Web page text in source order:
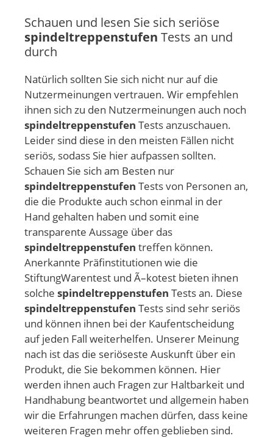
Schauen und lesen Sie sich seriöse
spindeltreppenstufen Tests an und
durch
Natürlich sollten Sie sich nicht nur auf die
Nutzermeinungen vertrauen. Wir empfehlen
ihnen sich zu den Nutzermeinungen auch noch
spindeltreppenstufen Tests anzuschauen.
Leider sind diese in den meisten Fällen nicht
seriös, sodass Sie hier aufpassen sollten.
Schauen Sie sich am Besten nur
spindeltreppenstufen Tests von Personen an,
die die Produkte auch schon einmal in der
Hand gehalten haben und somit eine
transparente Aussage über das
spindeltreppenstufen treffen können.
Anerkannte Präfinstitutionen wie die
StiftungWarentest und Ã–kotest bieten ihnen
solche spindeltreppenstufen Tests an. Diese
spindeltreppenstufen Tests sind sehr seriös
und können ihnen bei der Kaufentscheidung
auf jeden Fall weiterhelfen. Unserer Meinung
nach ist das die seriöseste Auskunft über ein
Produkt, die Sie bekommen können. Hier
werden ihnen auch Fragen zur Haltbarkeit und
Handhabung beantwortet und allgemein haben
wir die Erfahrungen machen dürfen, dass keine
weiteren Fragen mehr offen geblieben sind.